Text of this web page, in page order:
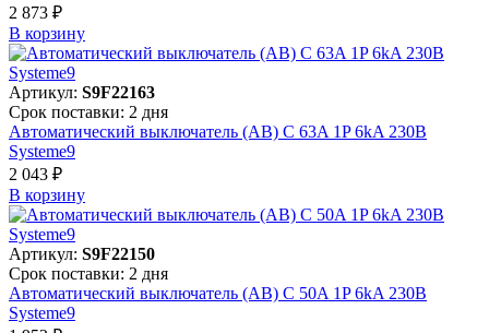
2 873 ₽
В корзинy
Артикул: S9F22163
Срок поставки: 2 дня
Автоматический выключатель (АВ) C 63A 1P 6kA 230В
Systeme9
2 043 ₽
В корзинy
Артикул: S9F22150
Срок поставки: 2 дня
Автоматический выключатель (АВ) C 50A 1P 6kA 230В
Systeme9